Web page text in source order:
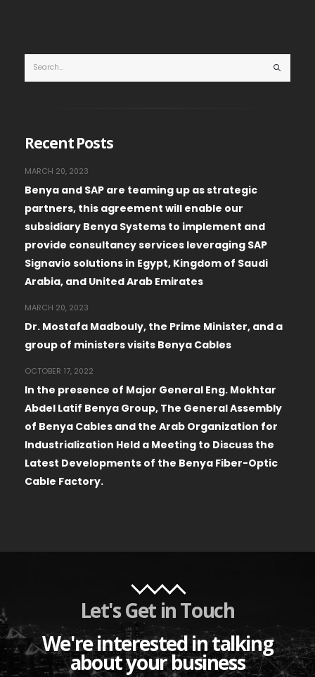
Recent Posts
Benya and SAP are teaming up as strategic
partners, this agreement will enable our
subsidiary Benya Systems to implement and
provide consultancy services leveraging SAP
Signavio solutions in Egypt, Kingdom of Saudi
Arabia, and United Arab Emirates
MARCH 20, 2023
Dr. Mostafa Madbouly, the Prime Minister, and a
group of ministers visits Benya Cables
MARCH 20, 2023
In the presence of Major General Eng. Mokhtar
Abdel Latif Benya Group, The General Assembly
of Benya Cables and the Arab Organization for
Industrialization Held a Meeting to Discuss the
Latest Developments of the Benya Fiber-Optic
Cable Factory.
OCTOBER 17, 2022
Let's Get in Touch
We're interested in talking
about your business